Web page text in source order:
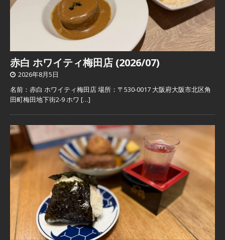
赤白 ホワイティ梅田店 (2026/07)
2026年8月5日
名前：赤白 ホワイティ梅田店 場所：〒530-0017 大阪府大阪市北区角
田町梅田地下街2-9 ホワ […]